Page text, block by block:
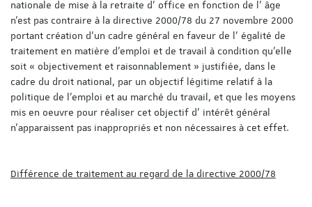
nationale de mise à la retraite d’ office en fonction de l’ âge
n’est pas contraire à la directive 2000/78 du 27 novembre 2000
portant création d’un cadre général en faveur de l’ égalité de
traitement en matière d’emploi et de travail à condition qu’elle
soit « objectivement et raisonnablement » justifiée, dans le
cadre du droit national, par un objectif légitime relatif à la
politique de l’emploi et au marché du travail, et que les moyens
mis en oeuvre pour réaliser cet objectif d’ intérêt général
n’apparaissent pas inappropriés et non nécessaires à cet effet.
Différence de traitement au regard de la directive 2000/78